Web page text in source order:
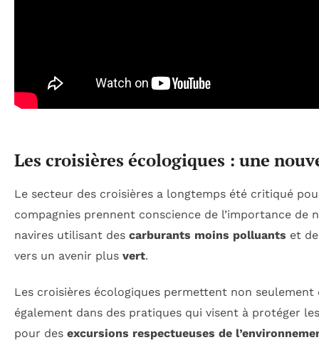
Les croisières écologiques : une
Le secteur des croisières a longtemps été critiqué
compagnies prennent conscience de l’importance de
navires utilisant des carburants moins polluants et
vers un avenir plus vert.
Les croisières écologiques permettent non
également dans des pratiques qui visent à protéger
pour des excursions respectueuses de